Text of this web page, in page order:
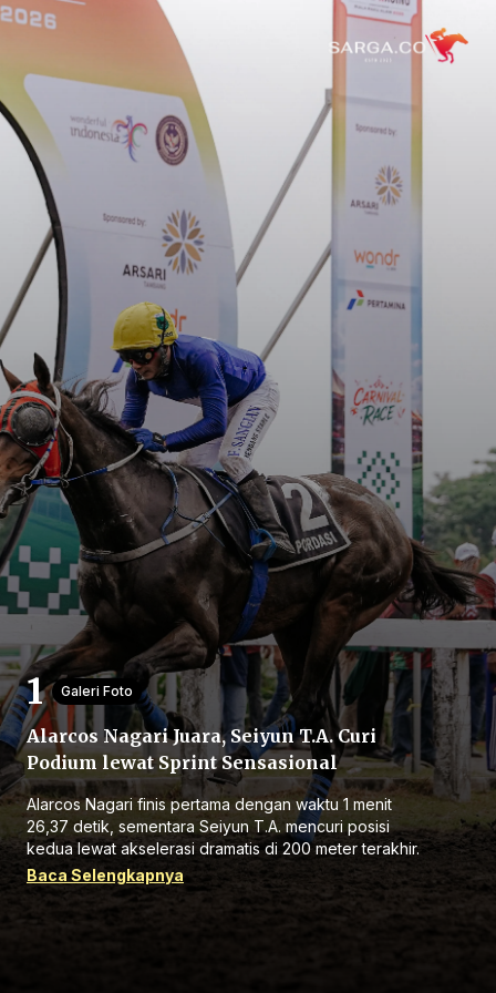
Beranda
Bagikan
Sebelumnya
Selanjutnya
Galeri Foto
Alarcos Nagari Juara, Seiyun T.A. Curi
Podium lewat Sprint Sensasional
Alarcos Nagari finis pertama dengan waktu 1 menit
26,37 detik, sementara Seiyun T.A. mencuri posisi
kedua lewat akselerasi dramatis di 200 meter terakhir.
Baca Selengkapnya